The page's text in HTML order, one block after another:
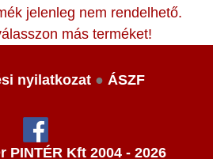
jelenleg nem rendelhető.
más terméket!
nyilatkozat● ÁSZF
PINTÉR Kft 2004 - 2026